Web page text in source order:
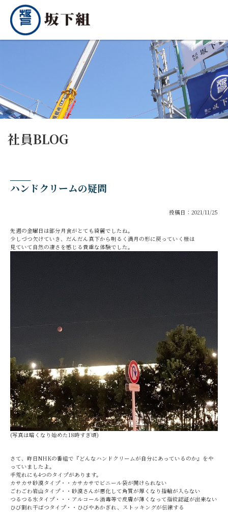
社員BLOG
ハンドクリームの疑問
投稿日：2021/11/25
先週の金曜日は部分月食がとても綺麗でしたね。
少しづつ欠けていき、だんだん真下から明るく満月の形に戻っていく様は
見ていて自然の凄さを感じる貴重な体験でした。
(写真は暗くなり始めた18時すぎ頃)
さて、昨日NHKの番組で『どんなハンドクリームが自分にあっているのか』をや
っていましたよ。
手荒れにも4つのタイプがあります。
カサカサ砂漠タイプ・・カサカサでビニール袋が開けられない
ごわごわ岩山タイプ・・砂漠さんが悪化して角質が厚くなり指輪が入らない
つるつる氷タイプ・・・アルコール消毒等で皮膚が薄くなって指紋認証が出来ない
ひび割れ干ばつタイプ・・ひびやあかぎれ、ストッキングが伝線する